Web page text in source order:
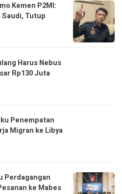
Kemen P2MI:
Saudi, Tutup
Harus Nebus
Rp130 Juta
Penempatan
Migran ke Libya
Perdagangan
ke Mabes